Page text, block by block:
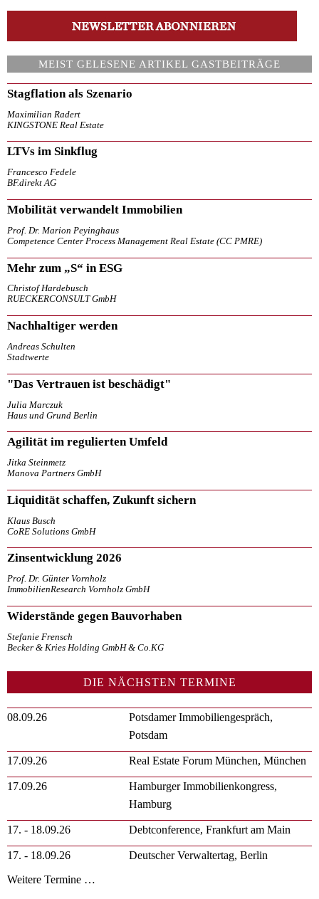
MEIST GELESENE ARTIKEL GASTBEITRÄGE
Stagflation als Szenario
Maximilian Radert
KINGSTONE Real Estate
LTVs im Sinkflug
Francesco Fedele
BF.direkt AG
Mobilität verwandelt Immobilien
Prof. Dr. Marion Peyinghaus
Competence Center Process Management Real Estate (CC PMRE)
Mehr zum „S“ in ESG
Christof Hardebusch
RUECKERCONSULT GmbH
Nachhaltiger werden
Andreas Schulten
Stadtwerte
"Das Vertrauen ist beschädigt"
Julia Marczuk
Haus und Grund Berlin
Agilität im regulierten Umfeld
Jitka Steinmetz
Manova Partners GmbH
Liquidität schaffen, Zukunft sichern
Klaus Busch
CoRE Solutions GmbH
Zinsentwicklung 2026
Prof. Dr. Günter Vornholz
ImmobilienResearch Vornholz GmbH
Widerstände gegen Bauvorhaben
Stefanie Frensch
Becker & Kries Holding GmbH & Co.KG
DIE NÄCHSTEN TERMINE
08.09.26
Potsdamer Immobiliengespräch,
Potsdam
17.09.26 Real Estate Forum München, München
17.09.26
Hamburger Immobilienkongress,
Hamburg
17. - 18.09.26 Debtconference, Frankfurt am Main
17. - 18.09.26
Deutscher Verwaltertag, Berlin
Weitere Termine …